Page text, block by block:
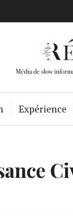
Expérience